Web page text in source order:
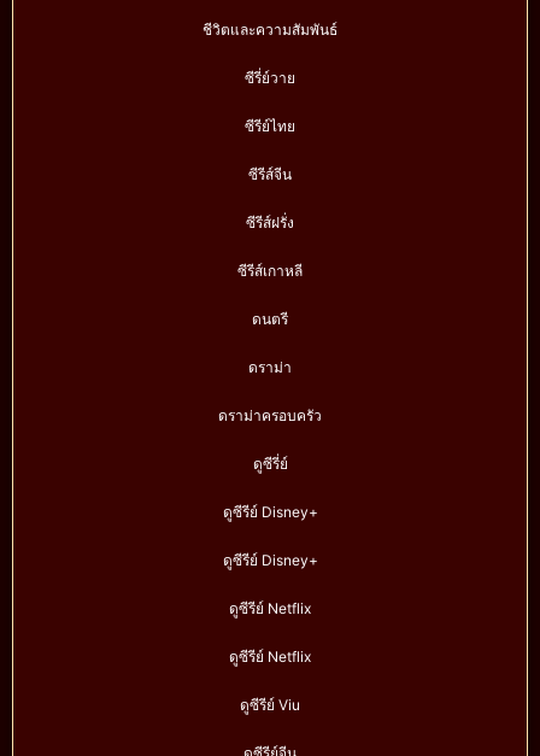
ชีวิตและความสัมพันธ์
ซีรี่ย์วาย
ซีรีย์ไทย
ซีรีส์จีน
ซีรีส์ฝรั่ง
ซีรีส์เกาหลี
ดนตรี
ดราม่า
ดราม่าครอบครัว
ดูซีรี่ย์
ดูซีรีย์ Disney+
ดูซีรีย์ Disney+
ดูซีรีย์ Netflix
ดูซีรีย์ Netflix
ดูซีรีย์ Viu